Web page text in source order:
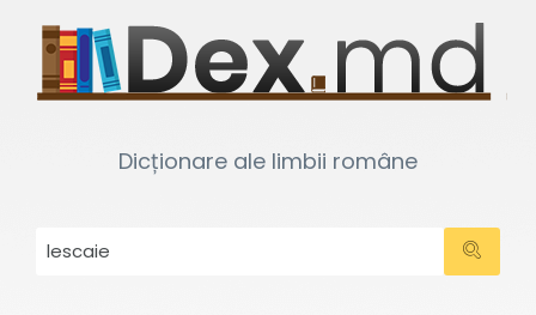
Dicționare ale limbii române